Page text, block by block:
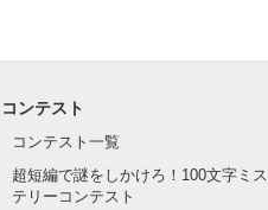
コンテスト
コンテスト一覧
超短編で謎をしかけろ！100文字ミス
テリーコンテスト